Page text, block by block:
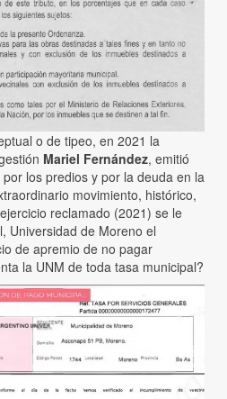
o de tipeo, en 2021 la
Mariel Fernández, emitió
por los predios y por la deuda en la
movimiento, histórico,
reclamado (2021) se le
Universidad de Moreno el
de apremio de no pagar
la UNM de toda tasa municipal?